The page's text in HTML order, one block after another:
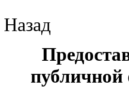
Назад
публичной